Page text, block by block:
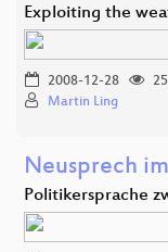
Exploiting the
2008-12-28
Martin Ling
Neusprech
Politikersprache